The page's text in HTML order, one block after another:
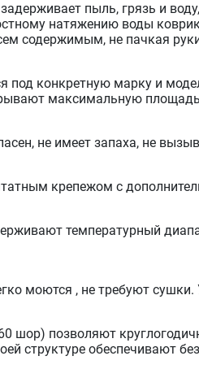
пыль, грязь и
натяжению воды
содержимым, не пачкая
под конкретную марку и
максимальную
не имеет запаха, не
крепежом с
температурный
моются , не требуют
шор) позволяют
структуре обеспечивают